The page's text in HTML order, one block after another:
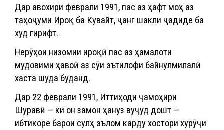
Дар авохири феврали 1991, пас аз ҳафт моҳ аз
таҳоҷуми Ироқ ба Кувайт, ҷанг шакли ҷадиде ба
худ гирифт.
Нерӯҳои низомии ироқӣ пас аз ҳамалоти
мудовими ҳавоӣ аз сӯи эътилофи байнулмилалӣ
хаста шуда буданд.
Дар 22 феврали 1991, Иттиҳоди ҷамоҳири
Шуравӣ — ки он замон ҳануз вуҷуд дошт —
ибтикоре барои сулҳ эълом карду хостори хурӯҷи